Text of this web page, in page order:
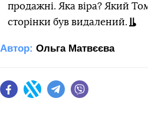
продажні. Яка віра? Який
сторінки був видалений.
Автор: Ольга Матвєєва
FacebookTwitter Telegram